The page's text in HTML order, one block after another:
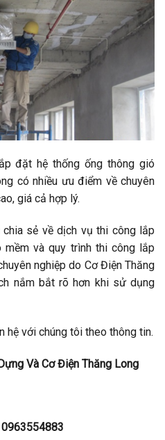
đặt hệ thống ống thông gió
có nhiều ưu điểm về chuyên
giá cả hợp lý.
sẻ về dịch vụ thi công lắp
và quy trình thi công lắp
nghiệp do Cơ Điện Thăng
nắm bắt rõ hơn khi sử dụng
hệ với chúng tôi theo thông tin.
Và Cơ Điện Thăng Long